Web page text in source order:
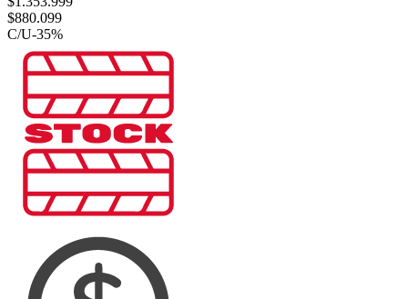
$880.099
C/U-35%